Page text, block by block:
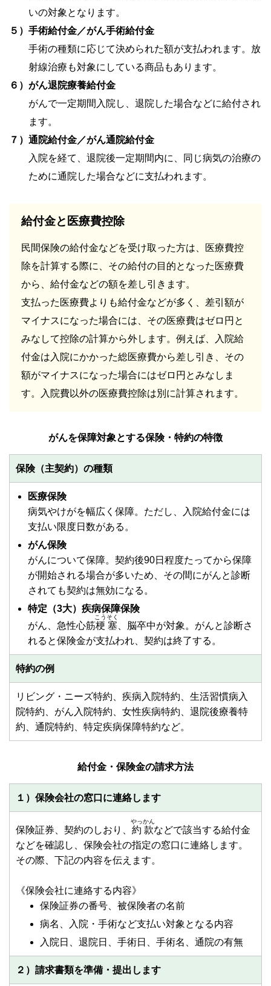
いの対象となります。
５） 手術給付金／がん手術給付金
手術の種類に応じて決められた額が支払われます。放
射線治療も対象にしている商品もあります。
６） がん退院療養給付金
がんで一定期間入院し、退院した場合などに給付され
ます。
７） 通院給付金／がん通院給付金
入院を経て、退院後一定期間内に、同じ病気の治療の
ために通院した場合などに支払われます。
給付金と医療費控除
民間保険の給付金などを受け取った方は、医療費控
除を計算する際に、その給付の目的となった医療費
から、給付金などの額を差し引きます。
支払った医療費よりも給付金などが多く、差引額が
マイナスになった場合には、その医療費はゼロ円と
みなして控除の計算から外します。例えば、入院給
付金は入院にかかった総医療費から差し引き、その
額がマイナスになった場合にはゼロ円とみなしま
す。入院費以外の医療費控除は別に計算されます。
がんを保障対象とする保険・特約の特徴
保険（主契約）の種類
医療保険
病気やけがを幅広く保障。ただし、入院給付金には
支払い限度日数がある。
がん保険
がんについて保障。契約後90日程度たってから保障
が開始される場合が多いため、その間にがんと診断
されても契約は無効になる。
特定（3大）疾病保障保険
がん、急性心筋梗塞
こうそく
、脳卒中が対象。がんと診断さ
れると保険金が支払われ、契約は終了する。
特約の例
リビング・ニーズ特約、疾病入院特約、生活習慣病入
院特約、がん入院特約、女性疾病特約、退院後療養特
約、通院特約、特定疾病保障特約など。
給付金・保険金の請求方法
１）保険会社の窓口に連絡します
保険証券、契約のしおり、 約款
やっかん
などで該当する給付金
などを確認し、保険会社の指定の窓口に連絡します。
その際、下記の内容を伝えます。
《保険会社に連絡する内容》
保険証券の番号、被保険者の名前
病名、入院・手術など支払い対象となる内容
入院日、退院日、手術日、手術名、通院の有無
２）請求書類を準備・提出します